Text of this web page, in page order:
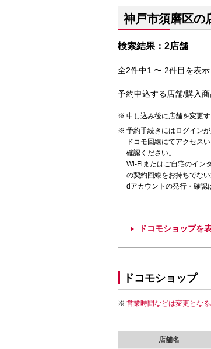
神戸市須磨区の
検索結果：2店舗
全2件中1 〜 2件目を表
予約申込する店舗/購入
申し込み後に店舗を変更す
予約手続きにはログインが
ドコモ回線にてアクセス
確認ください。
Wi-Fiまたはご自宅のイン
の契約回線をお持ちでな
dアカウントの発行・確認
ドコモショップを
ドコモショップ
営業時間などは変更とな
店舗名